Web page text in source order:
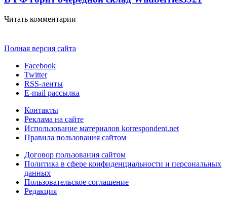
Читать комментарии
Полная версия сайта
Facebook
Twitter
RSS-ленты
E-mail рассылка
Контакты
Реклама на сайте
Использование материалов korrespondent.net
Правила пользования сайтом
Договор пользования сайтом
Политика в сфере конфиденциальности и персональных
данных
Пользовательское соглашение
Редакция